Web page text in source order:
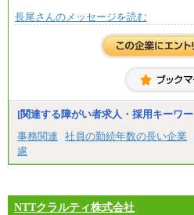
長尾さんのメッセージを読む
[関連する障がい者求人・採用キーワ
事務関連
社員の勤続年数の長い企業
慮
NTTクラルティ株式会社